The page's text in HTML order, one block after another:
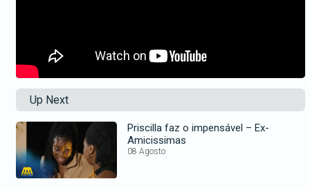
Up Next
Priscilla faz o impensável – Ex-
Amicissimas
08 Agosto